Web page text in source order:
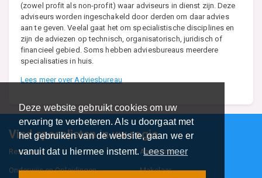
Deze website gebruikt cookies om uw
ervaring te verbeteren. Als u doorgaat met
het gebruiken van de website, gaan we er
vanuit dat u hiermee instemt.Lees meer
(zowel profit als non-profit) waar adviseurs in dienst zijn. Deze
adviseurs worden ingeschakeld door derden om daar advies
aan te geven. Veelal gaat het om specialistische disciplines en
zijn de adviezen op technisch, organisatorisch, juridisch of
financieel gebied. Soms hebben adviesbureaus meerdere
specialisaties in huis.
Lees meer over Adviesbureau
Vind specalisten in uw regio
Restaurant Aannemer
Onderwijs en Opleidingen Makelaar